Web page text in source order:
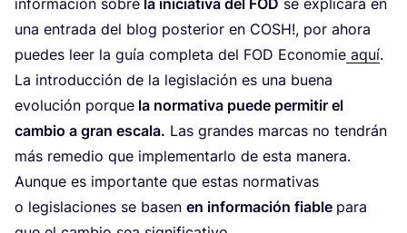
infor­ma­ción sobre la ini­cia­ti­va del FOD se expli­ca­rá en
una entra­da del blog pos­te­rior en COSH!, por aho­ra
pue­des leer la guía com­ple­ta del FOD Eco­no­mie aquí.
La intro­duc­ción de la legis­la­ción es una bue­na
evo­lu­ción por­que la nor­ma­ti­va pue­de per­mi­tir el
cam­bio a gran esca­la. Las gran­des mar­cas no ten­drán
más reme­dio que imple­men­tar­lo de esta mane­ra.
Aun­que es impor­tan­te que estas nor­ma­ti­vas
o legis­la­cio­nes se basen en infor­ma­ción fia­ble para